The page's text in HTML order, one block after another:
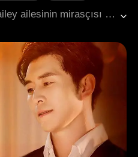
On beş yıl önce, seçkin Bailey ailesinin mirasçısı ve dahi bir çocuk olan Evan, ailesini kaybettikten sonra Harrison ailesi tarafından evlat edinildi ve onların oğlu tarafından eziyet gördü. Neyse ki, her biri güçlü bir savaşçı, ünlü bir aktris, mucizeler yaratan bir doktor ve başarılı bir iş imparatoru olarak benzersiz becerilere sahip olan dört muhteşem teyzesi Evan'ı buldu ve ona sevgi yağdırdı. Birlikte, ona kötülük edenlerden intikam almak için bir plan kurdular.